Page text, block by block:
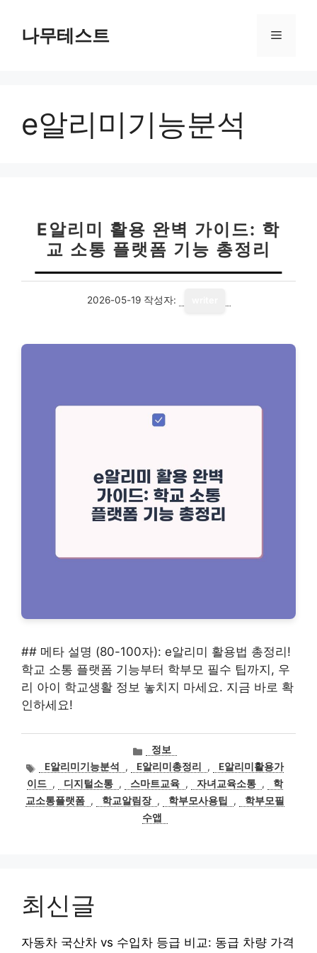
나무테스트 메
e알리미기능분석
E알리미 활용 완벽 가이드: 학
교 소통 플랫폼 기능 총정리
2026-05-19 작성자:
## 메타 설명 (80-100자): e알리미 활용법 총정리!
학교 소통 플랫폼 기능부터 학부모 필수 팁까지, 우
리 아이 학교생활 정보 놓치지 마세요. 지금 바로 확
인하세요!
카
테
고
리
정보
태
그
E알리미기능분석 , E알리미총정리 ,
E알리미활용가
이드 , 디지털소통 , 스마트교육 , 자녀교육소통 ,
학
교소통플랫폼 , 학교알림장 , 학부모사용팁 ,
학부모필
수앱
최신글
자동차 국산차 vs 수입차 등급 비교: 동급 차량 가격